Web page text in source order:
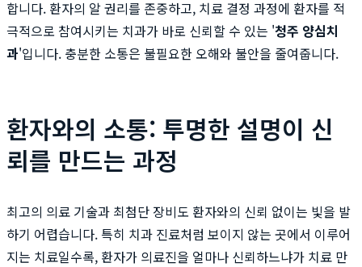
합니다. 환자의 알 권리를 존중하고, 치료 결정 과정에 환자를 적
극적으로 참여시키는 치과가 바로 신뢰할 수 있는 '청주 양심치
과'입니다. 충분한 소통은 불필요한 오해와 불안을 줄여줍니다.
환자와의 소통: 투명한 설명이 신
뢰를 만드는 과정
최고의 의료 기술과 최첨단 장비도 환자와의 신뢰 없이는 빛을 발
하기 어렵습니다. 특히 치과 진료처럼 보이지 않는 곳에서 이루어
지는 치료일수록, 환자가 의료진을 얼마나 신뢰하느냐가 치료 만